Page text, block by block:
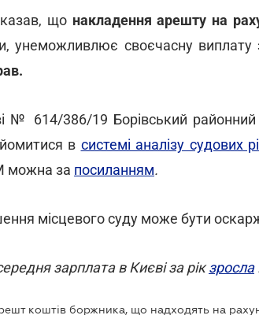
що накладення арешту на
унеможливлює своєчасну
№ 614/386/19 Борівський
в системі аналізу судових
можна за посиланням.
місцевого суду може бути
зарплата в Києві за рікзросла